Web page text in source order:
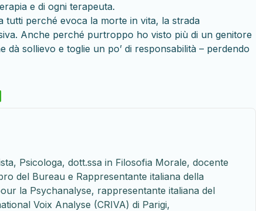
e di ogni terapeuta.
tutti perché evoca la morte in vita, la strada
Anche perché purtroppo ho visto più di un genitore
sollievo e toglie un po’ di responsabilità – perdendo
Psicologa, dott.ssa in Filosofia Morale, docente
del Bureau e Rappresentante italiana della
la Psychanalyse, rappresentante italiana del
Voix Analyse (CRIVA) di Parigi,